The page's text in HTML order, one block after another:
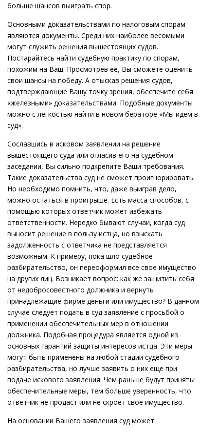
больше шансов выиграть спор.
Основными доказательствами по налоговым спорам
являются документы. Среди них наиболее весомыми
могут служить решения вышестоящих судов.
Постарайтесь найти судебную практику по спорам,
похожим на Ваш. Просмотрев ее, Вы сможете оценить
свои шансы на победу. А отыскав решения судов,
подтверждающие Вашу точку зрения, обеспечите себя
«железными» доказательствами. Подобные документы
можно с легкостью найти в новом бераторе «Мы идем в
суд».
Сославшись в исковом заявлении на решение
вышестоящего суда или огласив его на судебном
заседании, Вы сильно подкрепите Ваши требования.
Такие доказательства суд не сможет проигнорировать.
Но необходимо помнить, что, даже выиграв дело,
можно остаться в проигрыше. Есть масса способов, с
помощью которых ответчик может избежать
ответственности. Нередко бывают случаи, когда суд
выносит решение в пользу истца, но взыскать
задолженность с ответчика не представляется
возможным. К примеру, пока шло судебное
разбирательство, он переоформил все свое имущество
на других лиц. Возникает вопрос: как же защитить себя
от недобросовестного должника и вернуть
принадлежащие фирме деньги или имущество? В данном
случае следует подать в суд заявление с просьбой о
применении обеспечительных мер в отношении
должника. Подобная процедура является одной из
основных гарантий защиты интересов истца. Эти меры
могут быть применены на любой стадии судебного
разбирательства, но лучше заявить о них еще при
подаче искового заявления. Чем раньше будут приняты
обеспечительные меры, тем больше уверенность, что
ответчик не продаст или не скроет свое имущество.
На основании Вашего заявления суд может: